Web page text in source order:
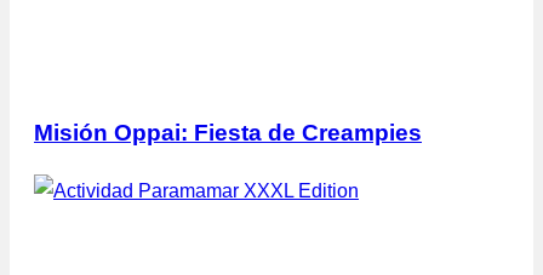
Misión Oppai: Fiesta de Creampies